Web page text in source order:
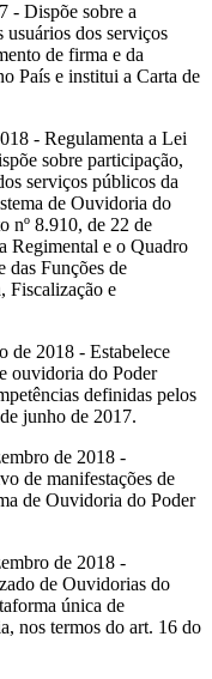
- Dispõe sobre a
dos serviços
de firma e da
País e institui a Carta de
- Regulamenta a Lei
sobre participação,
serviços públicos da
de Ouvidoria do
nº 8.910, de 22 de
Regimental e o Quadro
das Funções de
Fiscalização e
de 2018 - Estabelece
ouvidoria do Poder
definidas pelos
junho de 2017.
de 2018 -
de manifestações de
de Ouvidoria do Poder
de 2018 -
de Ouvidorias do
única de
nos termos do art. 16 do